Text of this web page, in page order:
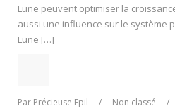
Lune peuvent optimiser la
aussi une influence sur le système
Lune […]
Par Précieuse Epil / Non classé /